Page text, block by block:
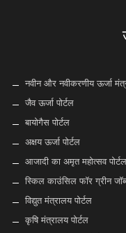
नवीन और नवीकरणीय ऊर्जा
जैव ऊर्जा पोर्टल
बायोगैस पोर्टल
अक्षय ऊर्जा पोर्टल
आजादी का अमृत महोत्सव पोर्टल
स्किल काउंसिल फॉर ग्रीन
विद्युत मंत्रालय पोर्टल
कृषि मंत्रालय पोर्टल